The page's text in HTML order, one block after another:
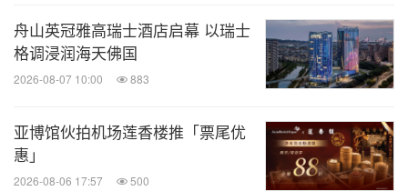
2025年12月1日至2026年2月28日：冬季主题—
「绚烂光影共绘（Celebration of Splendor）」
2026年3月1日至6月30日：春季主题—「灵感焕新
关于青岛瑞吉酒店
舟山英冠雅高瑞士酒店启幕 以瑞士
格调浸润海天佛国
2026-08-07 10:00 883
亚博馆伙拍机场莲香楼推「票尾优
惠」
2026-08-06 17:57 500